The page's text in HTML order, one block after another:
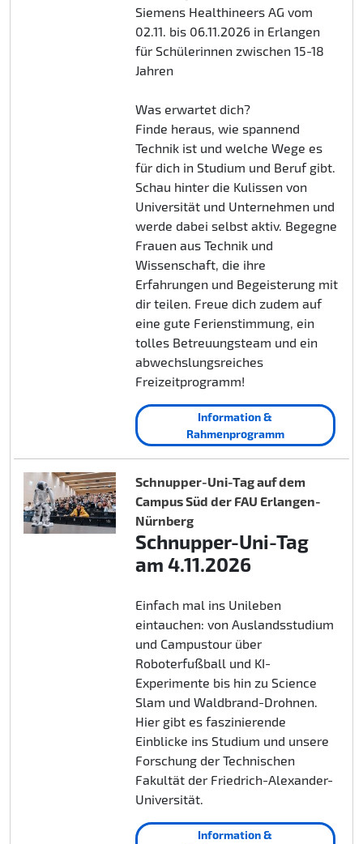
Siemens Healthineers AG vom
02.11. bis 06.11.2026 in Erlangen
für Schülerinnen zwischen 15-18
Jahren
Was erwartet dich?
Finde heraus, wie spannend
Technik ist und welche Wege es
für dich in Studium und Beruf gibt.
Schau hinter die Kulissen von
Universität und Unternehmen und
werde dabei selbst aktiv. Begegne
Frauen aus Technik und
Wissenschaft, die ihre
Erfahrungen und Begeisterung mit
dir teilen. Freue dich zudem auf
eine gute Ferienstimmung, ein
tolles Betreuungsteam und ein
abwechslungsreiches
Freizeitprogramm!
Information &
Rahmenprogramm
Schnupper-Uni-Tag auf dem
Campus Süd der FAU Erlangen-
Nürnberg
Schnupper-Uni-Tag
am 4.11.2026
Einfach mal ins Unileben
eintauchen: von Auslandsstudium
und Campustour über
Roboterfußball und KI-
Experimente bis hin zu Science
Slam und Waldbrand-Drohnen.
Hier gibt es faszinierende
Einblicke ins Studium und unsere
Forschung der Technischen
Fakultät der Friedrich-Alexander-
Universität.
Information &